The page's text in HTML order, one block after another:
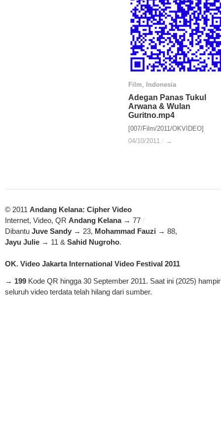
Film, Indonesia
Adegan Panas Tukul
Arwana & Wulan
Guritno.mp4
[007/Film/2011/OKVIDEO]
04/10/2011 / →
Film Indonesia
Adegan Panas Tukul
Arwana & Wulan
Guritno.mp4
04/10/2011 / →
© 2011 Andang Kelana: Cipher Video
Internet, Video, QR Andang Kelana→ 77 /
Dibantu Juve Sandy → 23, Mohammad Fauzi → 88,
Jayu Julie → 11 & Sahid Nugroho.
OK. Video Jakarta International Video Festival 2011
→ 199 Kode QR hingga 30 September 2011. Saat ini (2025) hampir
seluruh video terdata telah hilang dari sumber.